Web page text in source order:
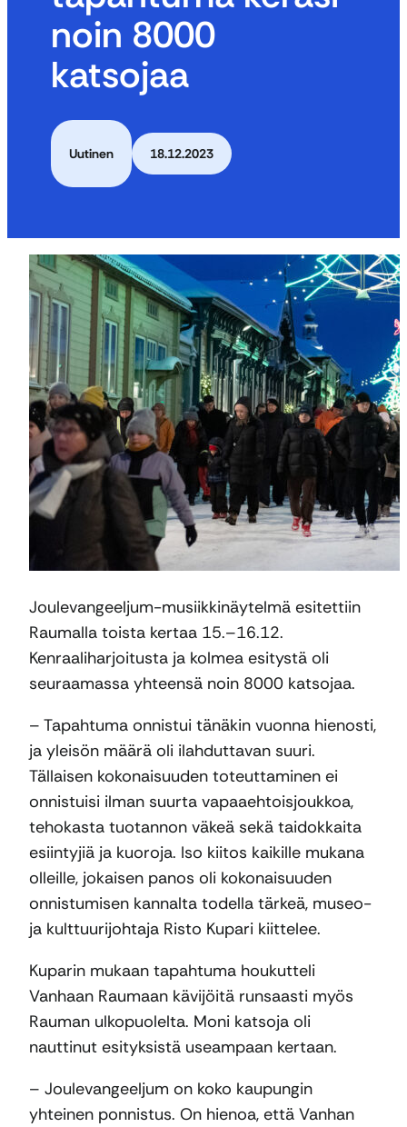
noin 8000
katsojaa
Uutinen 18.12.2023
Joulevangeeljum-musiikkinäytelmä esitettiin
Raumalla toista kertaa 15.–16.12.
Kenraaliharjoitusta ja kolmea esitystä oli
seuraamassa yhteensä noin 8000 katsojaa.
– Tapahtuma onnistui tänäkin vuonna hienosti,
ja yleisön määrä oli ilahduttavan suuri.
Tällaisen kokonaisuuden toteuttaminen ei
onnistuisi ilman suurta vapaaehtoisjoukkoa,
tehokasta tuotannon väkeä sekä taidokkaita
esiintyjiä ja kuoroja. Iso kiitos kaikille mukana
olleille, jokaisen panos oli kokonaisuuden
onnistumisen kannalta todella tärkeä, museo-
ja kulttuurijohtaja Risto Kupari kiittelee.
Kuparin mukaan tapahtuma houkutteli
Vanhaan Raumaan kävijöitä runsaasti myös
Rauman ulkopuolelta. Moni katsoja oli
nauttinut esityksistä useampaan kertaan.
– Joulevangeeljum on koko kaupungin
yhteinen ponnistus. On hienoa, että Vanhan